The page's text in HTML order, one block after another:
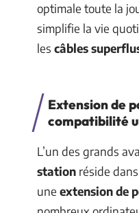
optimale toute la
simplifie la vie
les câbles
Extension de
compatibilité
L’un des grands
station réside
une extension de